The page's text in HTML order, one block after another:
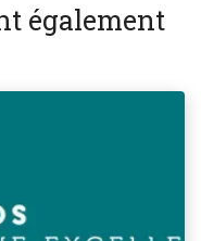
également